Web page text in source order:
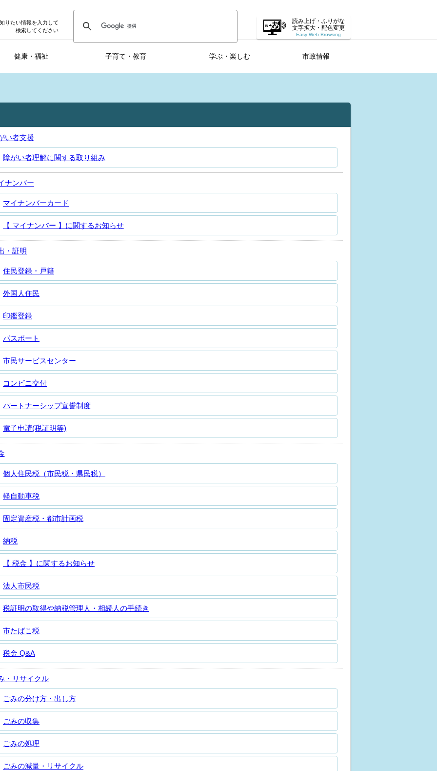
りたい情報を入力して
検索してください
読み上げ・ふりがな
文字拡大・配色変更
Easy Web Browsing
健康・福祉 子育て・教育 学ぶ・楽しむ 市政情報
い者支援
障がい者理解に関する取り組み
ナンバー
マイナンバーカード
【 マイナンバー 】に関するお知らせ
・証明
住民登録・戸籍
外国人住民
印鑑登録
パスポート
市民サービスセンター
コンビニ交付
パートナーシップ宣誓制度
電子申請(税証明等)
個人住民税（市民税・県民税）
軽自動車税
固定資産税・都市計画税
納税
【 税金 】に関するお知らせ
法人市民税
税証明の取得や納税管理人・相続人の手続き
市たばこ税
税金 Q&A
・リサイクル
ごみの分け方・出し方
ごみの収集
ごみの処理
ごみの減量・リサイクル